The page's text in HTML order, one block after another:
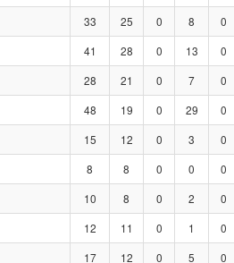
33 25 0 8 0
41 28 0 13 0
28 21 0 7 0
48 19 0 29 0
15 12 0 3 0
8 8 0 0 0
10 8 0 2 0
12 11 0 1 0
17 12 0 5 0